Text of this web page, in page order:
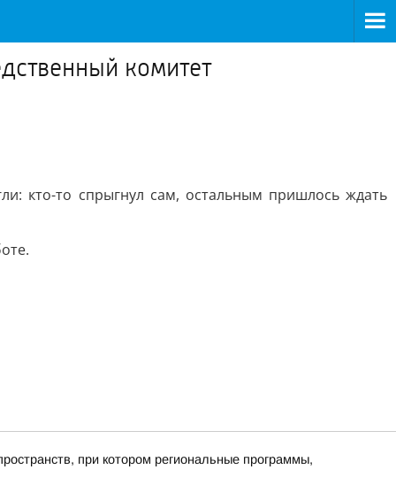
комитет
кто-то спрыгнул сам, остальным пришлось ждать
при котором региональные программы,